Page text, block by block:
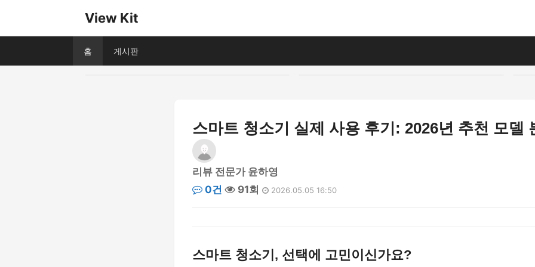
View Kit
홈 게시판
스마트 청소기 실제 사용 후기: 2026년 추천 모델
리뷰 전문가 윤하영
0건
91회 2026.05.05 16:50
스마트 청소기, 선택에 고민이신가요?